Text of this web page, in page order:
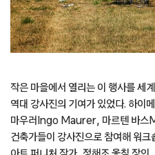
작은 마을에서 열리는 이 행사를 세
역대 강사진의 기여가 있었다. 하
마우러Ingo Maurer, 마르텐 바스
건축가들이 강사진으로 참여해 워
아트 퍼니처 작가, 정해조 옻칠 장인